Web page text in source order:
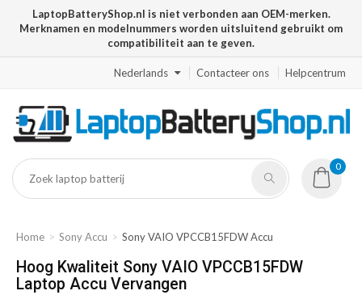
LaptopBatteryShop.nl is niet verbonden aan OEM-merken.
Merknamen en modelnummers worden uitsluitend gebruikt om
compatibiliteit aan te geven.
Nederlands Contacteer ons Helpcentrum
0
Home Sony Accu Sony VAIO VPCCB15FDW Accu
Hoog Kwaliteit Sony VAIO VPCCB15FDW
Laptop Accu Vervangen